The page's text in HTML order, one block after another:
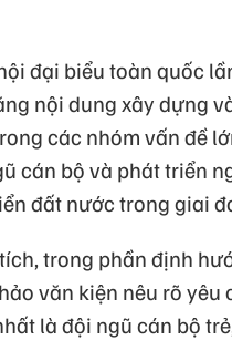
đại biểu toàn quốc
nội dung xây dựng
các nhóm vấn đề
cán bộ và phát triển
đất nước trong giai
trong phần định
văn kiện nêu rõ yêu
là đội ngũ cán bộ